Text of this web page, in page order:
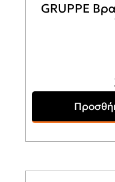
GRUPPE